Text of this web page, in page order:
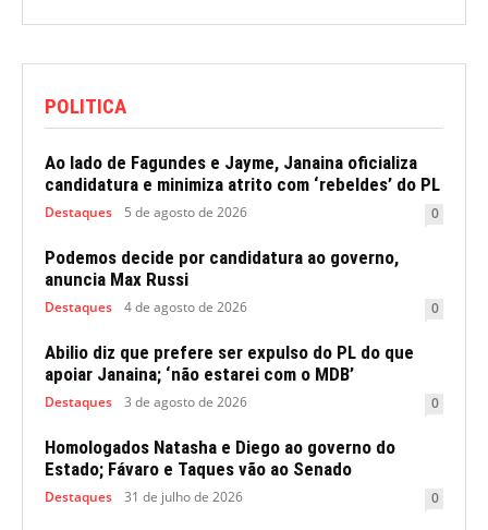
POLITICA
Ao lado de Fagundes e Jayme, Janaina oficializa
candidatura e minimiza atrito com ‘rebeldes’ do PL
Destaques 5 de agosto de 2026 0
Podemos decide por candidatura ao governo,
anuncia Max Russi
Destaques 4 de agosto de 2026 0
Abilio diz que prefere ser expulso do PL do que
apoiar Janaina; ‘não estarei com o MDB’
Destaques 3 de agosto de 2026 0
Homologados Natasha e Diego ao governo do
Estado; Fávaro e Taques vão ao Senado
Destaques 31 de julho de 2026 0